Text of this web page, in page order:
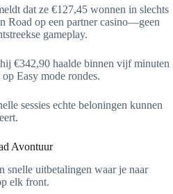
dat ze €127,45 wonnen in slechts
Road op een partner casino—geen
gameplay.
€342,90 haalde binnen vijf minuten
Easy mode rondes.
sessies echte beloningen kunnen
Avontuur
snelle uitbetalingen waar je naar
elk front.